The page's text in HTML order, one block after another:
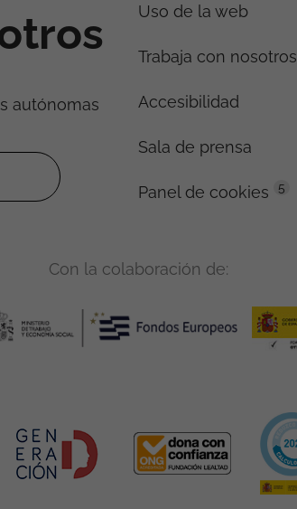
autónomas
Uso de la web
Trabaja con nosotros
Accesibilidad
Sala de prensa
Panel de cookies 5
Con la colaboración de: